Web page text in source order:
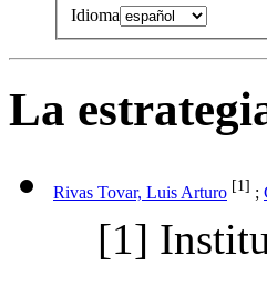
Idioma
La
Rivas Tovar, Luis Arturo [1] ;
[1]